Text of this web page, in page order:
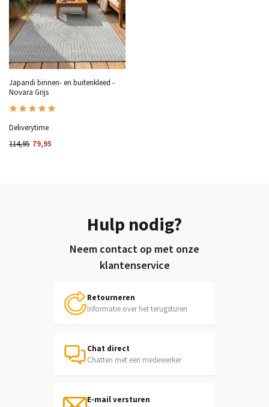
Japandi binnen- en buitenkleed -
Novara Grijs
Deliverytime
114,95 79,95
Hulp nodig?
Neem contact op met onze
klantenservice
Retourneren
Informatie over het terugsturen
Chat direct
Chatten met een medewerker
E-mail versturen